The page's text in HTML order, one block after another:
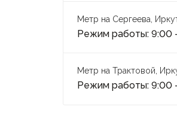
Метр на Сергеева,
Режим работы: 9:00
Метр на Трактовой,
Режим работы: 9:00